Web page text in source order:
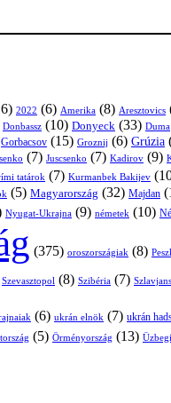
2022 (6) Amerika (8) Aresztovics
Donbassz (10) Donyeck (33) Duma
Gorbacsov (15) Groznij (6) Grúzia
(7) Juscsenko (7) Kadirov (9)
tatárok (7) Kurmanbek Bakijev
(5) Magyarország (32) Majdan
Nyugat-Ukrajna (9) németek (10)
(375) oroszországiak (8)
Szevasztopol (8) Szibéria (7)
(6) ukrán elnök (7) ukrán
(5) Örményország (13)